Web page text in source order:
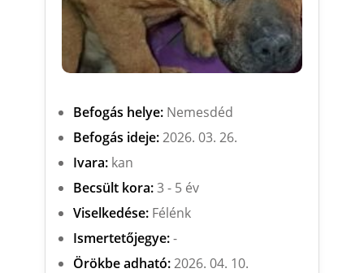
Befogás helye:Nemesdéd
Befogás ideje:2026. 03. 26.
Ivara:kan
Becsült kora:3 - 5 év
Viselkedése:Félénk
Ismertetőjegye:-
Örökbe adható:2026. 04. 10.